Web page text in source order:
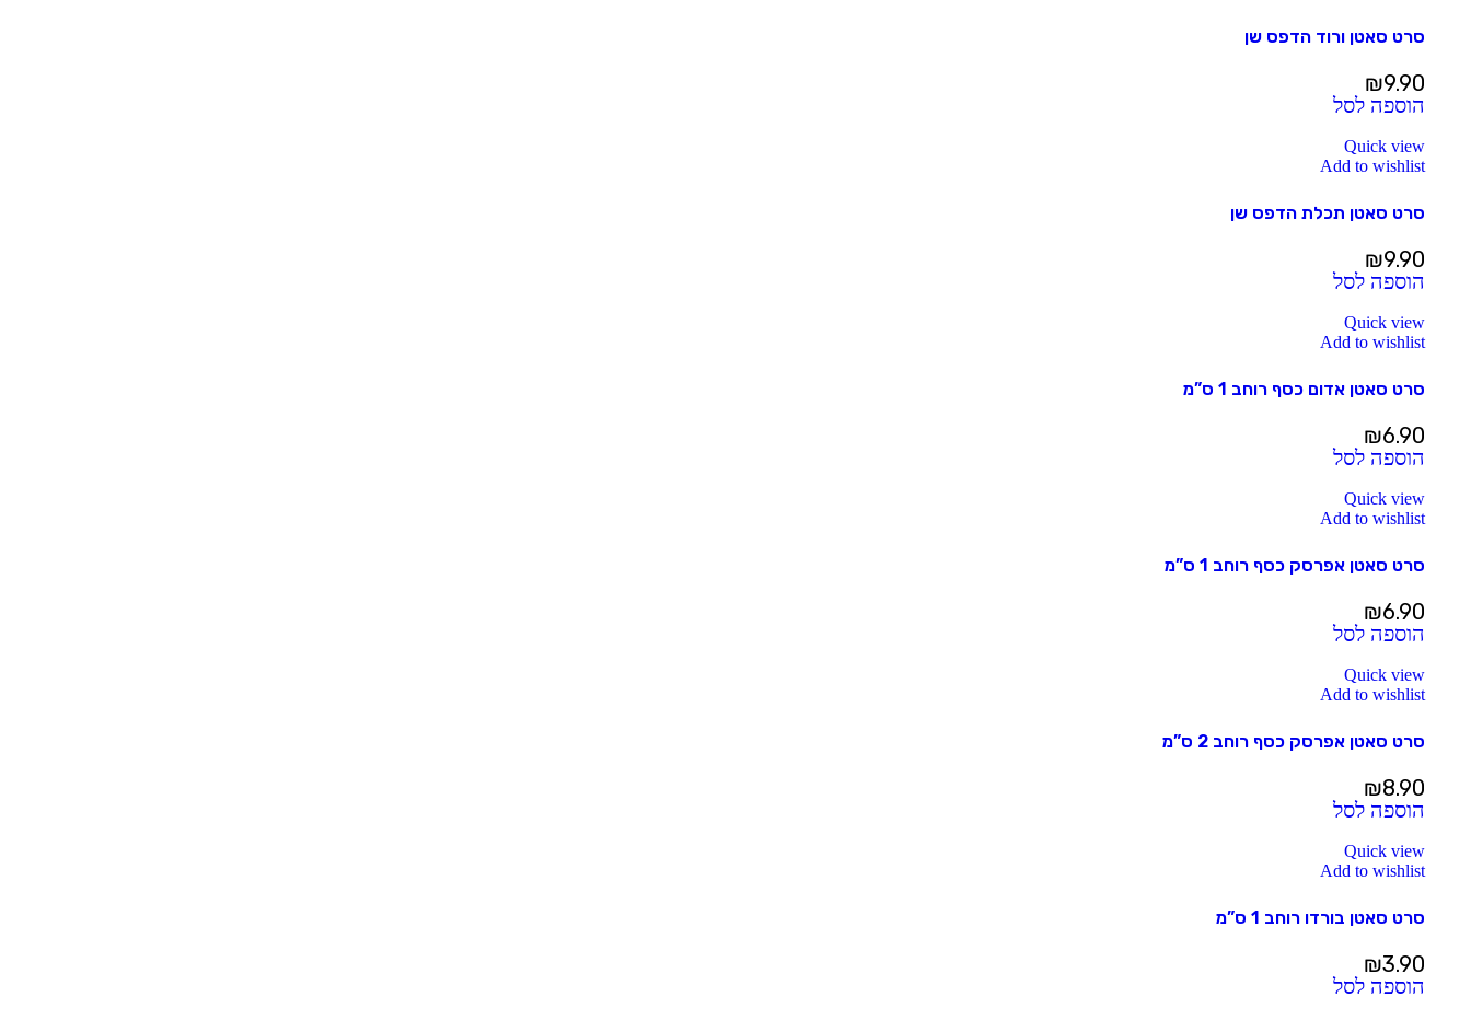
סרט סאטן ורוד הדפס שן
₪9.90
הוספה לסל
Quick view
Add to wishlist
סרט סאטן תכלת הדפס שן
₪9.90
הוספה לסל
Quick view
Add to wishlist
סרט סאטן אדום כסף רוחב 1 ס”מ
₪6.90
הוספה לסל
Quick view
Add to wishlist
סרט סאטן אפרסק כסף רוחב 1 ס”מ
₪6.90
הוספה לסל
Quick view
Add to wishlist
סרט סאטן אפרסק כסף רוחב 2 ס”מ
₪8.90
הוספה לסל
Quick view
Add to wishlist
סרט סאטן בורדו רוחב 1 ס”מ
₪3.90
הוספה לסל